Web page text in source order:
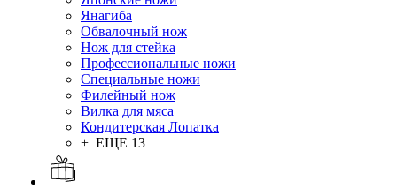
Янагиба
Обвалочный нож
Нож для стейка
Профессиональные ножи
Специальные ножи
Филейный нож
Вилка для мяса
Кондитерская Лопатка
+ ЕЩЕ 13